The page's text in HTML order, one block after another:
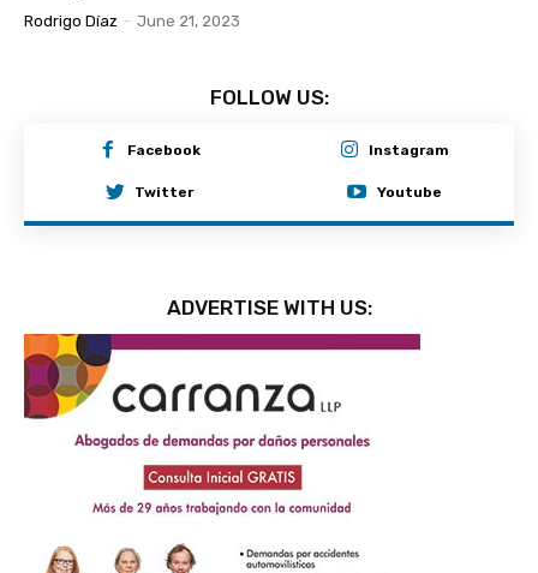
Rodrigo Díaz - June 21, 2023
FOLLOW US:
Facebook Instagram
Twitter Youtube
ADVERTISE WITH US: